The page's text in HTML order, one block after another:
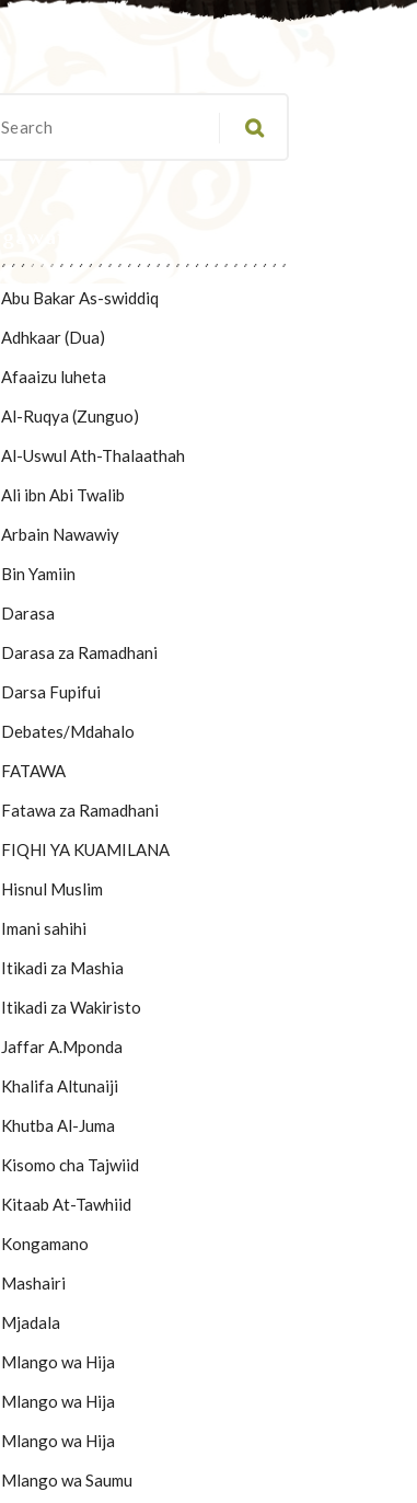
Abu Bakar As-swiddiq
Adhkaar (Dua)
Afaaizu luheta
Al-Ruqya (Zunguo)
Al-Uswul Ath-Thalaathah
Ali ibn Abi Twalib
Arbain Nawawiy
Bin Yamiin
Darasa
Darasa za Ramadhani
Darsa Fupifui
Debates/Mdahalo
FATAWA
Fatawa za Ramadhani
FIQHI YA KUAMILANA
Hisnul Muslim
Imani sahihi
Itikadi za Mashia
Itikadi za Wakiristo
Jaffar A.Mponda
Khalifa Altunaiji
Khutba Al-Juma
Kisomo cha Tajwiid
Kitaab At-Tawhiid
Kongamano
Mashairi
Mjadala
Mlango wa Hija
Mlango wa Hija
Mlango wa Hija
Mlango wa Saumu